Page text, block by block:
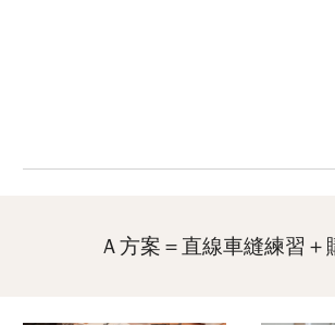
Ａ方案＝直線車縫練習＋